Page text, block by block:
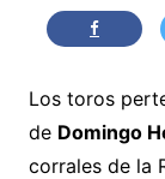
Los toros
de Domingo
corrales de la